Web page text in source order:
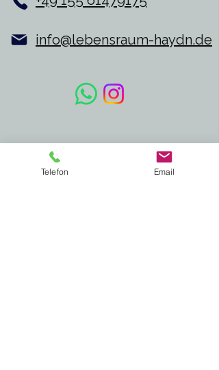
info@lebensraum-haydn.de
Telefon Email